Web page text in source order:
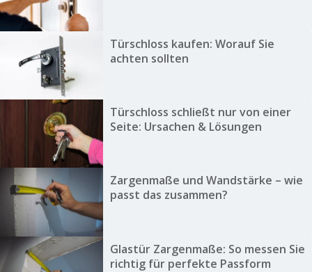
Türschloss kaufen: Worauf Sie
achten sollten
Türschloss schließt nur von einer
Seite: Ursachen & Lösungen
Zargenmaße und Wandstärke – wie
passt das zusammen?
Glastür Zargenmaße: So messen Sie
richtig für perfekte Passform